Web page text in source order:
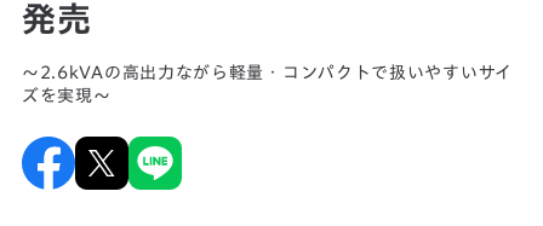
発売
～2.6kVAの高出力ながら軽量・コンパクトで扱いやすいサイ
ズを実現～